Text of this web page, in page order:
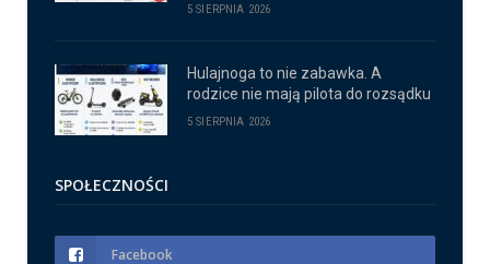
5 SIERPNIA 2026
Hulajnoga to nie zabawka. A
rodzice nie mają pilota do rozsądku
5 SIERPNIA 2026
SPOŁECZNOŚCI
Facebook